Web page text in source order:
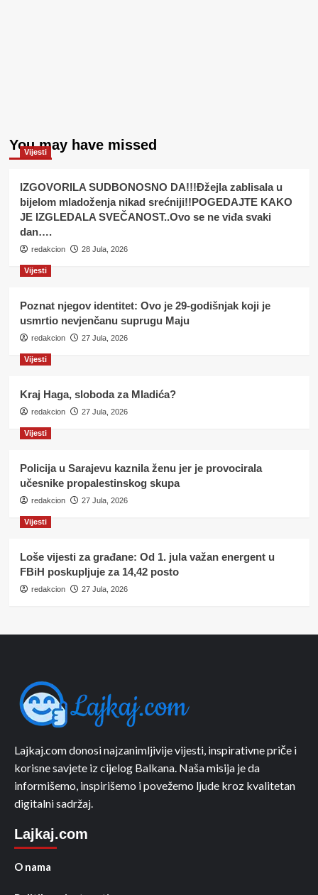
You may have missed
Vijesti
IZGOVORILA SUDBONOSNO DA!!!Đžejla zablisala u
bijelom mladoženja nikad srećniji!!POGEDAJTE KAKO
JE IZGLEDALA SVEČANOST..Ovo se ne viđa svaki
dan….
redakcion 28 Jula, 2026
Vijesti
Poznat njegov identitet: Ovo je 29-godišnjak koji je
usmrtio nevjenčanu suprugu Maju
redakcion 27 Jula, 2026
Vijesti
Kraj Haga, sloboda za Mladića?
redakcion 27 Jula, 2026
Vijesti
Policija u Sarajevu kaznila ženu jer je provocirala
učesnike propalestinskog skupa
redakcion 27 Jula, 2026
Vijesti
Loše vijesti za građane: Od 1. jula važan energent u
FBiH poskupljuje za 14,42 posto
redakcion 27 Jula, 2026
Lajkaj.com donosi najzanimljivije vijesti, inspirativne priče i
korisne savjete iz cijelog Balkana. Naša misija je da
informišemo, inspirišemo i povežemo ljude kroz kvalitetan
digitalni sadržaj.
Lajkaj.com
O nama